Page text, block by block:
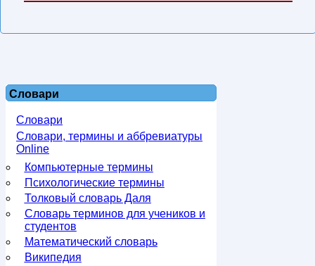
Словари
Словари
Словари, термины и аббревиатуры
Online
Компьютерные термины
Психологические термины
Толковый словарь Даля
Словарь терминов для учеников и
студентов
Математический словарь
Википедия